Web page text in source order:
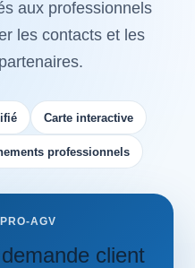
aux professionnels
les contacts et les
Carte interactive
professionnels
AGV
client